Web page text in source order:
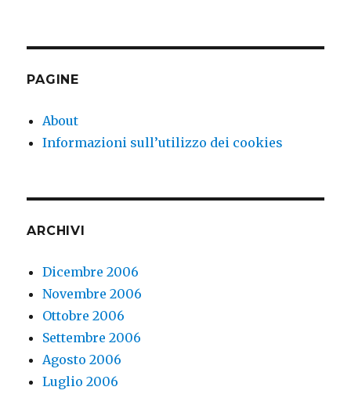
PAGINE
About
Informazioni sull’utilizzo dei cookies
ARCHIVI
Dicembre 2006
Novembre 2006
Ottobre 2006
Settembre 2006
Agosto 2006
Luglio 2006